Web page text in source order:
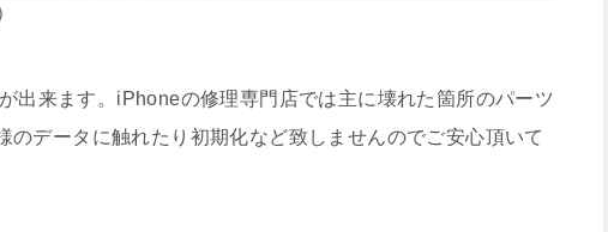
来ます。iPhoneの修理専門店では主に壊れた箇所のパーツ
データに触れたり初期化など致しませんのでご安心頂いて